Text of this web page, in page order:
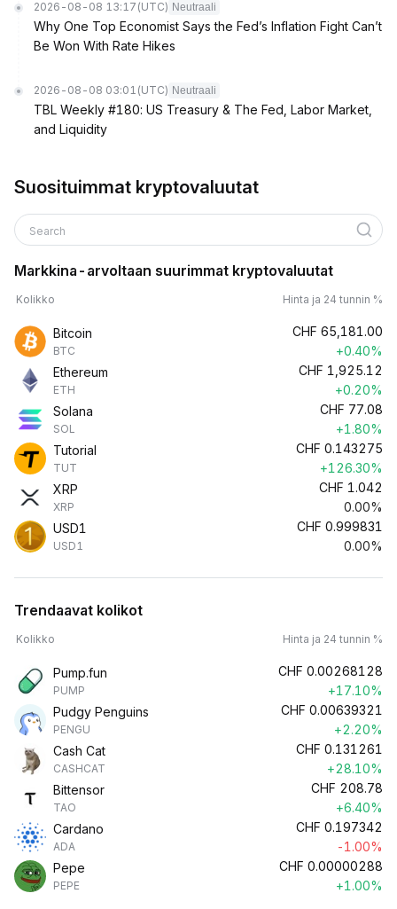
2026-08-08 13:17 (UTC) Neutraali
Why One Top Economist Says the Fed’s Inflation Fight Can’t
Be Won With Rate Hikes
2026-08-08 03:01 (UTC) Neutraali
TBL Weekly #180: US Treasury & The Fed, Labor Market,
and Liquidity
Suosituimmat kryptovaluutat
Search
Markkina-arvoltaan suurimmat kryptovaluutat
Kolikko Hinta ja 24 tunnin %
Bitcoin
BTC
CHF 65,181.00
+0.40%
Ethereum
ETH
CHF 1,925.12
+0.20%
Solana
SOL
CHF 77.08
+1.80%
Tutorial
TUT
CHF 0.143275
+126.30%
XRP
XRP
CHF 1.042
0.00%
USD1
USD1
CHF 0.999831
0.00%
Trendaavat kolikot
Kolikko Hinta ja 24 tunnin %
Pump.fun
PUMP
CHF 0.00268128
+17.10%
Pudgy Penguins
PENGU
CHF 0.00639321
+2.20%
Cash Cat
CASHCAT
CHF 0.131261
+28.10%
Bittensor
TAO
CHF 208.78
+6.40%
Cardano
ADA
CHF 0.197342
-1.00%
Pepe
PEPE
CHF 0.00000288
+1.00%